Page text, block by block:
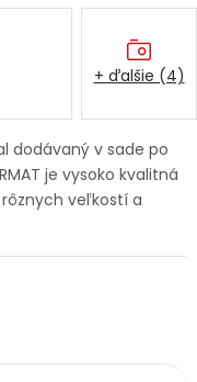
účet
dodávaný v sade po
je vysoko kvalitná
veľkostí a
+ ďalšie (4)